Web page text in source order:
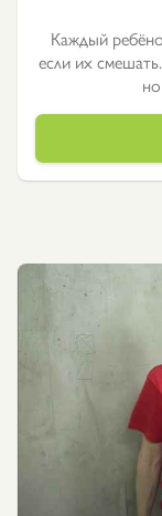
Каждый
если их